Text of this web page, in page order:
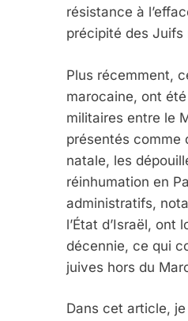
résistance à
précipité des Juifs
Plus récemment,
marocaine, ont
militaires entre le
présentés comme
natale, les
réinhumation en
administratifs,
l’État d’Israël,
décennie, ce qui
juives hors du
Dans cet article,